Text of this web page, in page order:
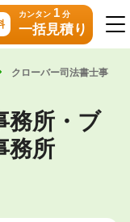
カンタン 1分
一括見積り
クローバー司法書士事
務所・ブ
務所